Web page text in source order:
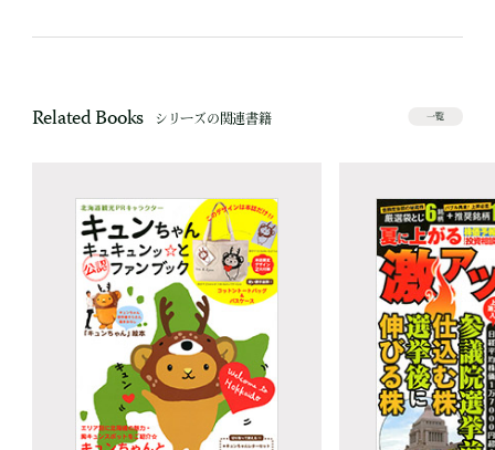
Related Books シリーズの関連書籍 一覧